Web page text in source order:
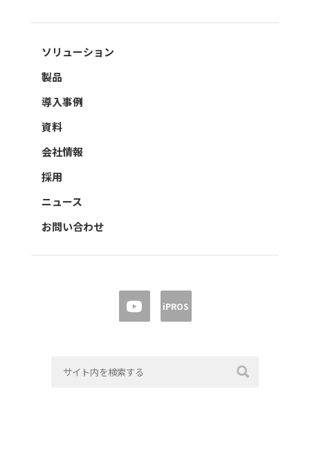
ソリューション
製品
導入事例
資料
会社情報
採用
ニュース
お問い合わせ
iPROS